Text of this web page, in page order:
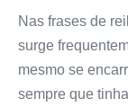
Nas frases de
surge
mesmo se
sempre que